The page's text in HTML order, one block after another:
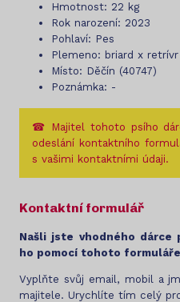
Hmotnost: 22 kg
Rok narození: 2023
Pohlaví: Pes
Plemeno: briard x retrívr
Místo: Děčín (40747)
Poznámka: -
☎ Majitel tohoto psího
odeslání kontaktního
s vašimi kontaktními údaji.
Kontaktní formulář
Našli jste vhodného dárce
ho pomocí tohoto
Vyplňte svůj email, mobil a
majitele. Urychlíte tím celý